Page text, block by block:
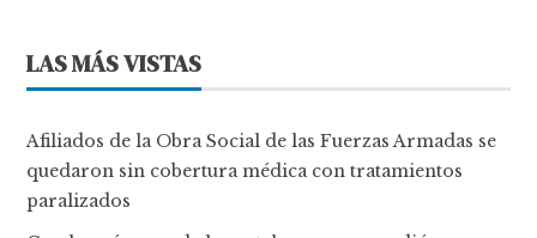
LAS MÁS VISTAS
Afiliados de la Obra Social de las Fuerzas Armadas se
quedaron sin cobertura médica con tratamientos
paralizados